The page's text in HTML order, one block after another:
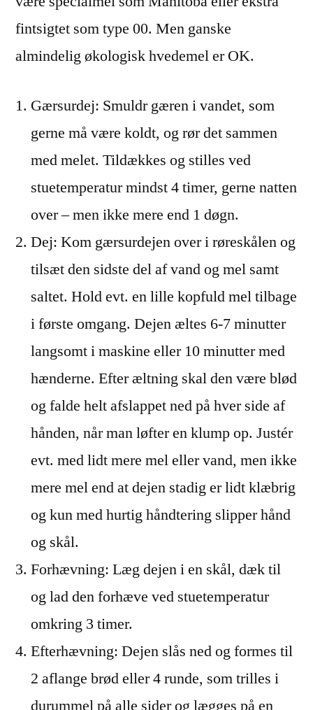
fintsigtet som type 00. Men ganske
almindelig økologisk hvedemel er OK.
Gærsurdej: Smuldr gæren i vandet, som
gerne må være koldt, og rør det sammen
med melet. Tildækkes og stilles ved
stuetemperatur mindst 4 timer, gerne natten
over – men ikke mere end 1 døgn.
Dej: Kom gærsurdejen over i røreskålen og
tilsæt den sidste del af vand og mel samt
saltet. Hold evt. en lille kopfuld mel tilbage
i første omgang. Dejen æltes 6-7 minutter
langsomt i maskine eller 10 minutter med
hænderne. Efter æltning skal den være blød
og falde helt afslappet ned på hver side af
hånden, når man løfter en klump op. Justér
evt. med lidt mere mel eller vand, men ikke
mere mel end at dejen stadig er lidt klæbrig
og kun med hurtig håndtering slipper hånd
og skål.
Forhævning: Læg dejen i en skål, dæk til
og lad den forhæve ved stuetemperatur
omkring 3 timer.
Efterhævning: Dejen slås ned og formes til
2 aflange brød eller 4 runde, som trilles i
durummel på alle sider og lægges på en